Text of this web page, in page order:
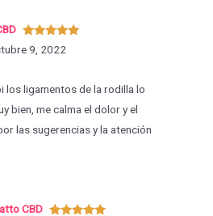
Valorado
con5de 5
9, 2022
los ligamentos de la rodilla lo
bien, me calma el dolor y el
las sugerencias y la atención
CBD